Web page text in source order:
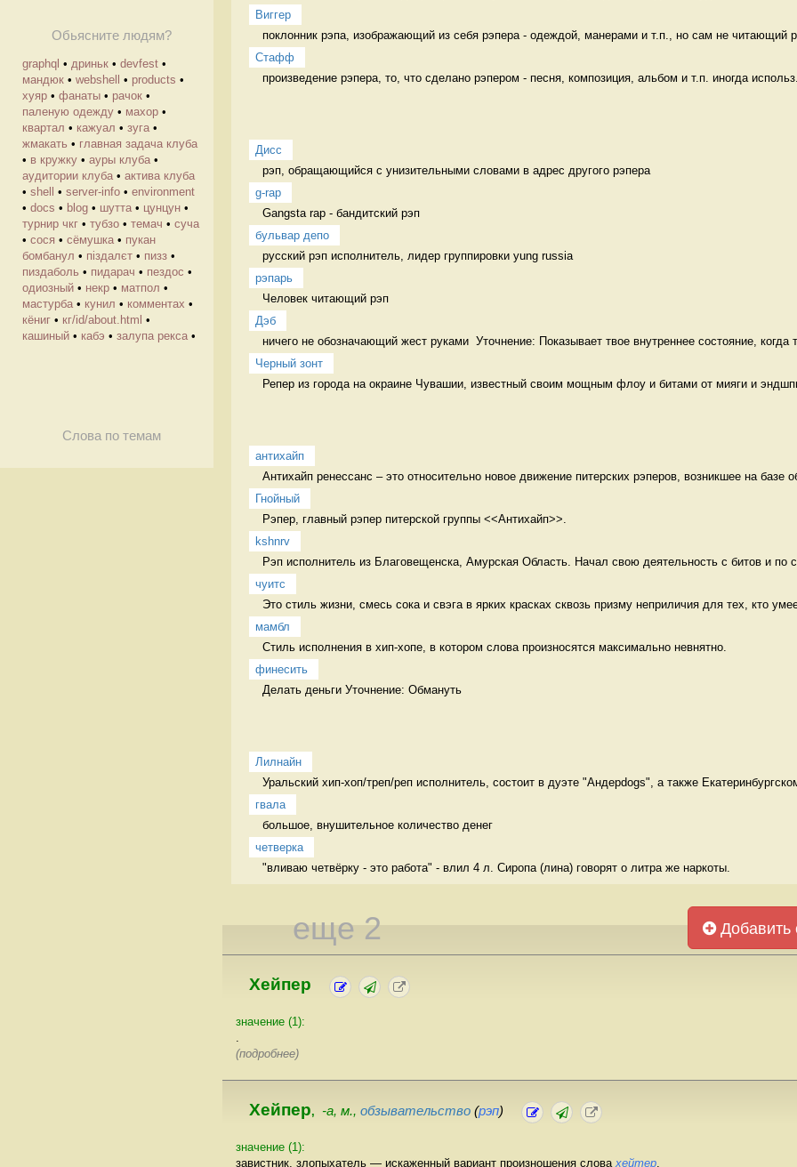
Обьясните людям?
graphql • дриньк • devfest •
мандюк • webshell • products •
хуяр • фанаты • рачок •
паленую одежду • махор •
квартал • кажуал • зуга •
жмакать • главная задача клуба
• в кружку • ауры клуба •
аудитории клуба • актива клуба
• shell • server-info • environment
• docs • blog • шутта • цунцун •
турнир чкг • тубзо • темач • суча
• сося • сёмушка • пукан
бомбанул • піздалєт • пизз •
пиздаболь • пидарач • пездос •
одиозный • некр • матпол •
мастурба • кунил • комментах •
кёниг • кг/id/about.html •
кашиный • кабэ • залупа рекса •
Слова по темам
Виггер
поклонник рэпа, изображающий из себя рэпера - одеждой, манерами и т.п., но сам не читающий
Стафф
произведение рэпера, то, что сделано рэпером - песня, композиция, альбом и т.п. иногда
Дисс
рэп, обращающийся с унизительными словами в адрес другого рэпера
g-rap
Gangsta rap - бандитский рэп
бульвар депо
русский рэп исполнитель, лидер группировки yung russia
рэпарь
Человек читающий рэп
Дэб
ничего не обозначающий жест руками  Уточнение: Показывает твое внутреннее состояние, когда
Черный зонт
Репер из города на окраине Чувашии, известный своим мощным флоу и битами от мияги и
антихайп
Антихайп ренессанс – это относительно новое движение питерских рэперов, возникшее на базе
Гнойный
Рэпер, главный рэпер питерской группы <<Антихайп>>.
kshnrv
Рэп исполнитель из Благовещенска, Амурская Область. Начал свою деятельность с битов и по
чуитс
Это стиль жизни, смесь сока и свэга в ярких красках сквозь призму неприличия для тех, кто
мамбл
Стиль исполнения в хип-хопе, в котором слова произносятся максимально невнятно.
финесить
Делать деньги Уточнение: Обмануть
Лилнайн
Уральский хип-хоп/треп/реп исполнитель, состоит в дуэте "Андерdogs", а также
гвала
большое, внушительное количество денег
четверка
"вливаю четвёрку - это работа" - влил 4 л. Сиропа (лина) говорят о литра же наркоты.
еще 2 Добавить
Хейпер
значение (1):
(подробнее)
Хейпер, -а, м., обзывательство (рэп)
значение (1):
завистник, злопыхатель — искаженный вариант произношения слова хейтер